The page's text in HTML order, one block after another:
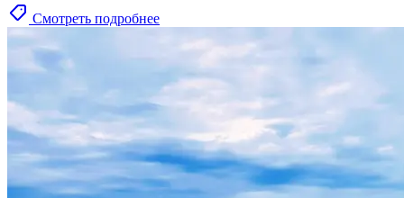
Смотреть подробнее